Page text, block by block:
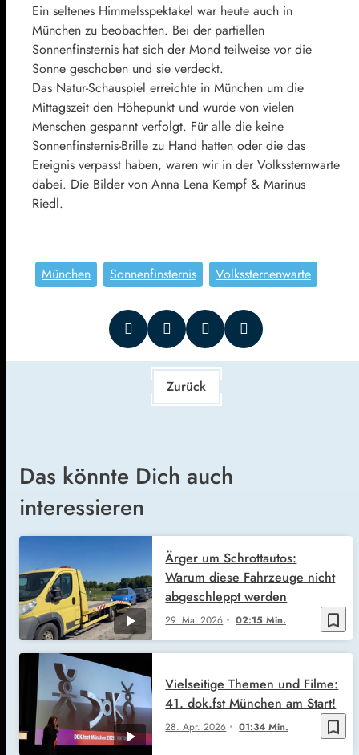
Ein seltenes Himmelsspektakel war heute auch in
München zu beobachten. Bei der partiellen
Sonnenfinsternis hat sich der Mond teilweise vor die
Sonne geschoben und sie verdeckt.
Das Natur-Schauspiel erreichte in München um die
Mittagszeit den Höhepunkt und wurde von vielen
Menschen gespannt verfolgt. Für alle die keine
Sonnenfinsternis-Brille zu Hand hatten oder die das
Ereignis verpasst haben, waren wir in der Volkssternwarte
dabei. Die Bilder von Anna Lena Kempf & Marinus
Riedl.
München Sonnenfinsternis Volkssternenwarte
Zurück
Das könnte Dich auch
interessieren
bookmark_border
29. Mai 2026 02:15 Min.
Ärger um Schrottautos:
Warum diese Fahrzeuge nicht
abgeschleppt werden
bookmark_border
28. Apr. 2026 01:34 Min.
Vielseitige Themen und Filme:
41. dok.fst München am Start!